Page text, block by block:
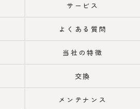
サービス
よくある質問
当社の特徴
交換
メンテナンス